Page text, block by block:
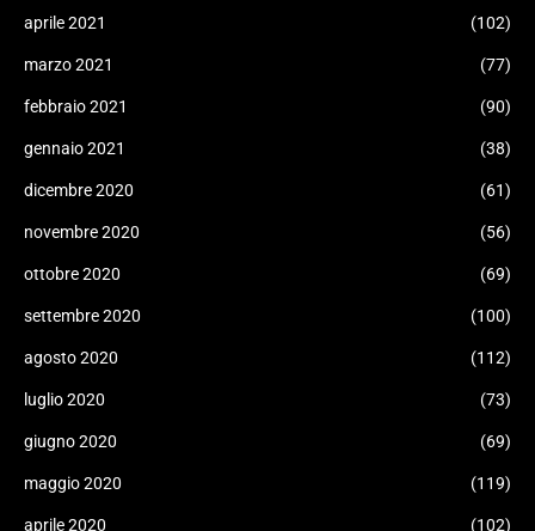
aprile 2021 (102)
marzo 2021 (77)
febbraio 2021 (90)
gennaio 2021 (38)
dicembre 2020 (61)
novembre 2020 (56)
ottobre 2020 (69)
settembre 2020 (100)
agosto 2020 (112)
luglio 2020 (73)
giugno 2020 (69)
maggio 2020 (119)
aprile 2020 (102)